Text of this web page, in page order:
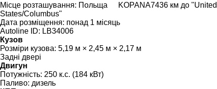
Місце розташування: Польща KOPANA7436 км до "United
States/Columbus"
Дата розміщення: понад 1 місяць
Autoline ID: LB34006
Кузов
Розміри кузова: 5,19 м × 2,45 м × 2,17 м
Задні двері
Двигун
Потужність: 250 к.с. (184 кВт)
Паливо: дизель